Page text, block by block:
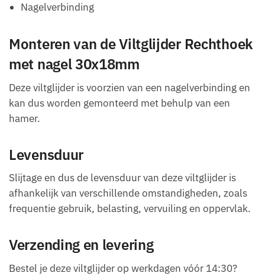
Nagelverbinding
Monteren van de Viltglijder Rechthoek
met nagel 30x18mm
Deze viltglijder is voorzien van een nagelverbinding en
kan dus worden gemonteerd met behulp van een
hamer.
Levensduur
Slijtage en dus de levensduur van deze viltglijder is
afhankelijk van verschillende omstandigheden, zoals
frequentie gebruik, belasting, vervuiling en oppervlak.
Verzending en levering
Bestel je deze viltglijder op werkdagen vóór 14:30?